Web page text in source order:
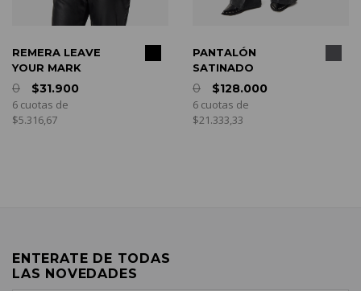
REMERA LEAVE
YOUR MARK
$31.900
6 cuotas de
$5.316,67
PANTALÓN
SATINADO
$128.000
6 cuotas de
$21.333,33
ENTERATE DE TODAS
LAS NOVEDADES